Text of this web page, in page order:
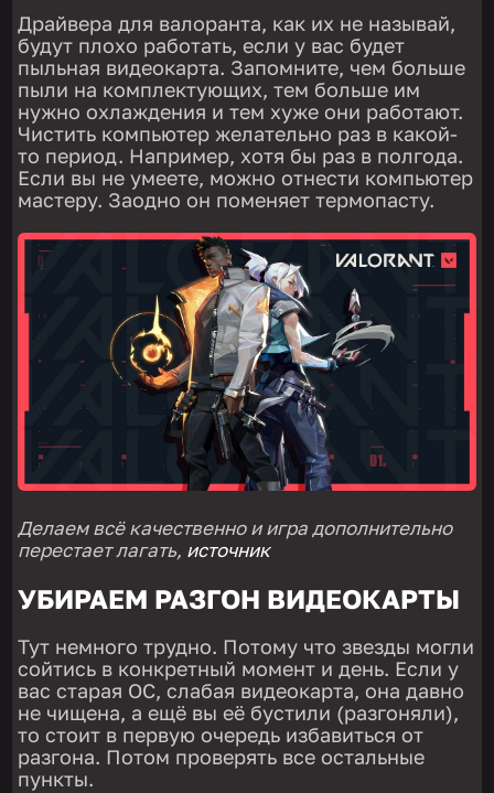
Драйвера для валоранта, как их не называй,
будут плохо работать, если у вас будет
пыльная видеокарта. Запомните, чем больше
пыли на комплектующих, тем больше им
нужно охлаждения и тем хуже они работают.
Чистить компьютер желательно раз в какой-
то период. Например, хотя бы раз в полгода.
Если вы не умеете, можно отнести компьютер
мастеру. Заодно он поменяет термопасту.
Делаем всё качественно и игра дополнительно
перестает лагать, источник
УБИРАЕМ РАЗГОН ВИДЕОКАРТЫ
Тут немного трудно. Потому что звезды могли
сойтись в конкретный момент и день. Если у
вас старая ОС, слабая видеокарта, она давно
не чищена, а ещё вы её бустили (разгоняли),
то стоит в первую очередь избавиться от
разгона. Потом проверять все остальные
пункты.